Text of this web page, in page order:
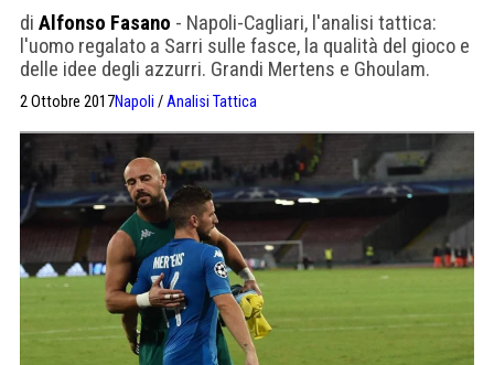
di Alfonso Fasano - Napoli-Cagliari, l'analisi tattica:
l'uomo regalato a Sarri sulle fasce, la qualità del gioco e
delle idee degli azzurri. Grandi Mertens e Ghoulam.
2 Ottobre 2017Napoli /Analisi Tattica